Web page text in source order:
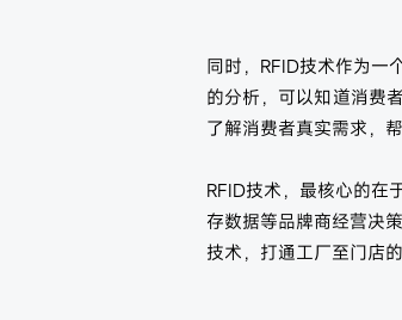
同时，RFID技术作为一
的分析，可以知道消费
了解消费者真实需求，
RFID技术，最核心的在
存数据等品牌商经营决
技术，打通工厂至门店